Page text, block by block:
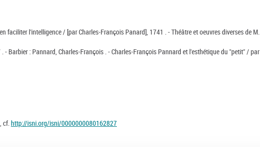
faciliter l'intelligence / [par Charles-François Panard], 1741 . - Théâtre et oeuvres diverses de M.
Barbier : Pannard, Charles-François . - Charles-François Pannard et l'esthétique du "petit" / par
cf.http://isni.org/isni/0000000080162827